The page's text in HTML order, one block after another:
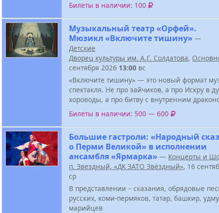
Билеты в наличии: 100
Музыкальный театр «Орфей».
Мюзикл «Включите тишину» —
Детские
Дворец культуры им. А.Г. Солдатова,
сентября 2026 13:00 вс
«Включите тишину» — это новый формат
спектакля. Не про зайчиков, а про Искру в
хороводы, а про битву с внутренним
Билеты в наличии: 500 — 600
Большие гастроли: «Народный сказ
о Перми Великой» в исполнении
ансамбля «Ярмарка» — Концерты и
п. Звездный, «ДК ЗАТО Звёздный», 16
ср
В представлении – сказания, обрядовые
русских, коми-пермяков, татар, башкир,
марийцев